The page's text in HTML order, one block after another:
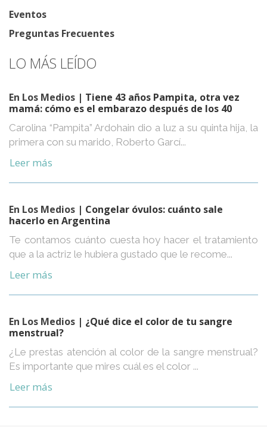
Eventos
Preguntas Frecuentes
LO MÁS LEÍDO
En Los Medios | Tiene 43 años Pampita, otra vez
mamá: cómo es el embarazo después de los 40
Carolina “Pampita” Ardohain dio a luz a su quinta hija, la
primera con su marido, Roberto Garcí...
Leer más
En Los Medios | Congelar óvulos: cuánto sale
hacerlo en Argentina
Te contamos cuánto cuesta hoy hacer el tratamiento
que a la actriz le hubiera gustado que le recome...
Leer más
En Los Medios | ¿Qué dice el color de tu sangre
menstrual?
¿Le prestas atención al color de la sangre menstrual?
Es importante que mires cuál es el color ...
Leer más